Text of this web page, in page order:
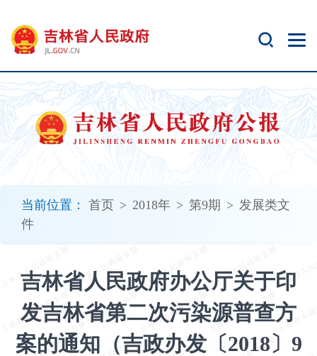
当前位置： 首页 > 2018年 > 第9期 > 发展类文
件
吉林省人民政府办公厅关于印
发吉林省第二次污染源普查方
案的通知（吉政办发〔2018〕9
开
无
障
碍
说
明
加